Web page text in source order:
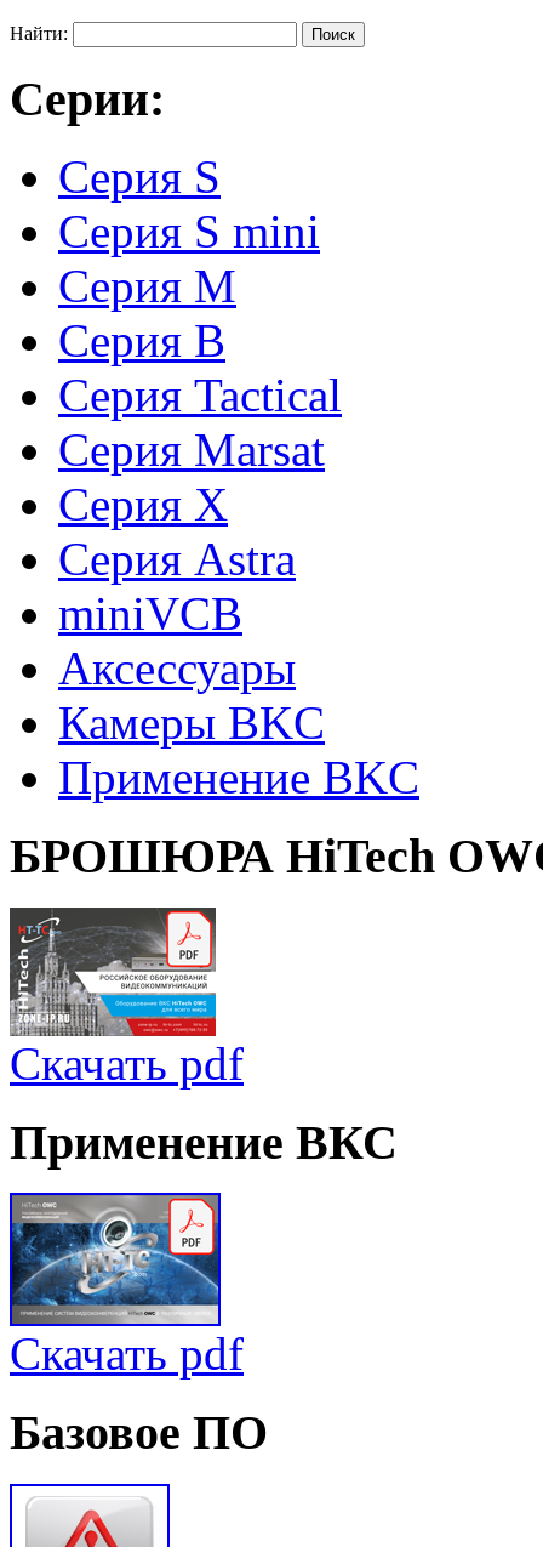
Найти:
Серии:
Серия S
Серия S mini
Серия М
Серия В
Серия Tactical
Серия Marsat
Cерия X
Cерия Astra
miniVCB
Аксессуары
Камеры BKC
Применение BKC
БРОШЮРА HiTech
Скачать pdf
Применение ВКС
Скачать pdf
Базовое ПО